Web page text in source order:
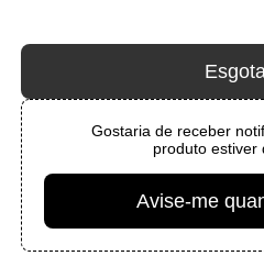
Gostaria de receber
produto estiver
Avise-me